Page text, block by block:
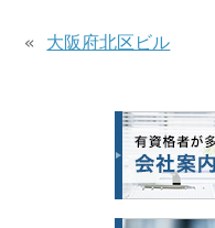
« 大阪府北区ビル